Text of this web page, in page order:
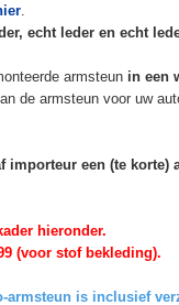
.
echt leder en echt
armsteun in een
de armsteun voor uw
importeur een (te
hieronder.
(voor stof bekleding).
armsteun is inclusief